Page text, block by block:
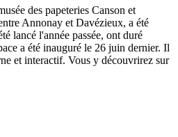
des papeteries Canson et
Annonay et Davézieux, a été
lancé l'année passée, ont duré
a été inauguré le 26 juin dernier. Il
et interactif. Vous y découvrirez sur